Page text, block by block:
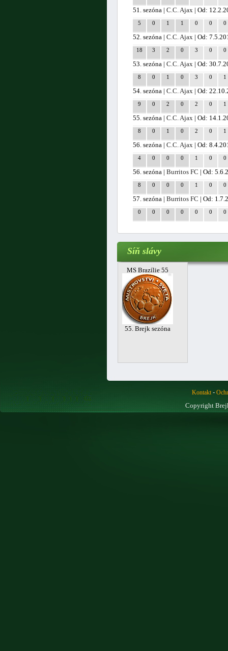
51. sezóna |C.C. Ajax | Od:
5 0 1 1 0 0 0
52. sezóna |C.C. Ajax | Od:
18 3 2 0 3 0 0
53. sezóna |C.C. Ajax | Od:
8 0 1 0 3 0 1
54. sezóna |C.C. Ajax | Od:
9 0 2 0 2 0 1
55. sezóna |C.C. Ajax | Od:
8 0 1 0 2 0 1
56. sezóna |C.C. Ajax | Od:
4 0 0 0 1 0 0
56. sezóna |Burritos FC | Od:
8 0 0 0 1 0 0
57. sezóna |Burritos FC | Od:
0 0 0 0 0 0 0
Síň slávy
MS Brazílie 55
55. Brejk sezóna
Kontakt-
Copyright